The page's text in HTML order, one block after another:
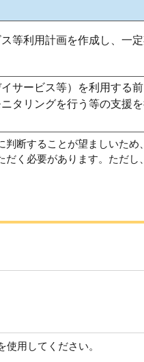
等利用計画を作成し、一定
サービス等）を利用する前
タリングを行う等の支援
判断することが望ましいため
だく必要があります。ただし
用してください。